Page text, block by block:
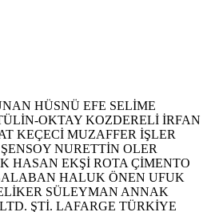
HÜSNÜ EFE SELİME
OKTAY KOZDERELİ İRFAN
KEÇECİ MUZAFFER İŞLER
NURETTİN OLER
HASAN EKŞİ ROTA ÇİMENTO
HALUK ÖNEN UFUK
SÜLEYMAN ANNAK
ŞTİ. LAFARGE TÜRKİYE